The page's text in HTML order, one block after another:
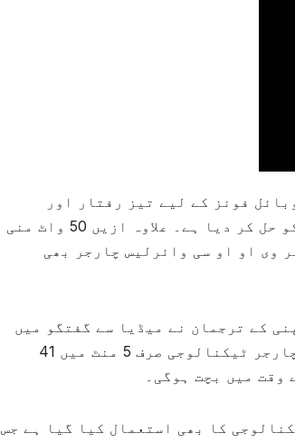
فونز کے لیے تیز رفتار اور
طاقتور 125 واٹ چارجر متعارف کر کے صارفین کے ایک اہم مسئلے کو حل کر دیا ہے۔ علاوہ ازیں 50 واٹ منی
110 واٹ منی فلیش چارجر اور 65 واٹ ایئر وی او او سی وائرلیس چارجر بھی
کے ترجمان نے میڈیا سے گفتگو میں
دعویٰ کیا کہ 4 ہزار ایم اے ایچ موبائل بیٹری کو 125 واٹ فلیش چارجر ٹیکنالوجی صرف 5 منٹ میں 41
کا بھی استعمال کیا گیا ہے جس